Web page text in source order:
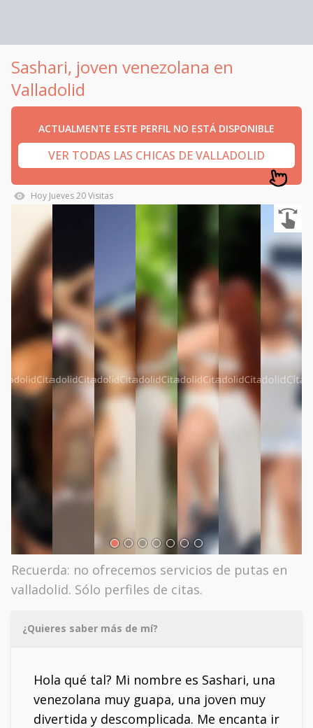
Sashari, joven venezolana en
Valladolid
ACTUALMENTE ESTE PERFIL NO ESTÁ DISPONIBLE
VER TODAS LAS CHICAS DE VALLADOLID
Hoy Jueves20Visitas
Recuerda: no ofrecemos servicios de putas en
valladolid. Sólo perfiles de citas.
¿Quieres saber más de mí?
Hola qué tal? Mi nombre es Sashari, una
venezolana muy guapa, una joven muy
divertida y descomplicada. Me encanta ir